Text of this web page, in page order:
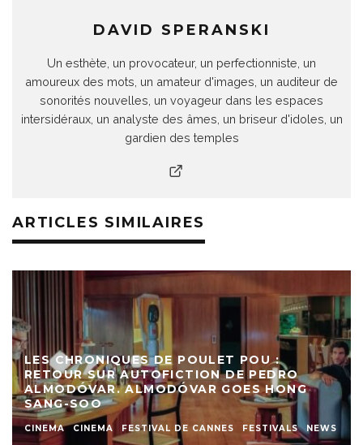
DAVID SPERANSKI
Un esthète, un provocateur, un perfectionniste, un
amoureux des mots, un amateur d'images, un auditeur de
sonorités nouvelles, un voyageur dans les espaces
intersidéraux, un analyste des âmes, un briseur d'idoles, un
gardien des temples
ARTICLES SIMILAIRES
LES CHRONIQUES DE POULET POU :
RETOUR SUR AUTOFICTION DE PEDRO
ALMODÓVAR. ALMODÓVAR GOES HONG
SANG-SOO
CINEMA CINEMA FESTIVAL DE CANNES FESTIVALS NEWS